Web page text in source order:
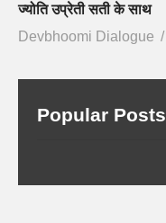
ज्योति उप्रेती सती के साथ
Devbhoomi Dialogue
Popular Posts